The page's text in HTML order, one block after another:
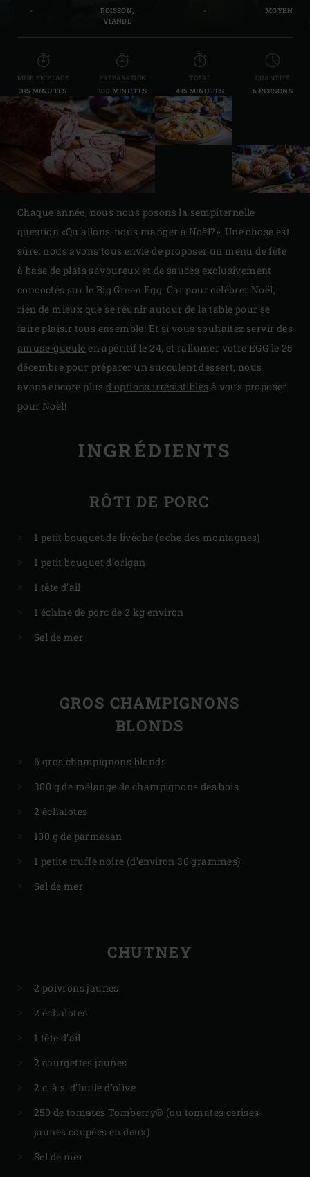
-
POISSON,
VIANDE
- MOYEN
MISE EN PLACE
315 MINUTES
PRÉPARATION
100 MINUTES
TOTAL
415 MINUTES
QUANTITÉ
6 PERSONS
Chaque année, nous nous posons la sempiternelle
question «Qu’allons-nous manger à Noël?». Une chose est
sûre: nous avons tous envie de proposer un menu de fête
à base de plats savoureux et de sauces exclusivement
concoctés sur le Big Green Egg. Car pour célébrer Noël,
rien de mieux que se réunir autour de la table pour se
faire plaisir tous ensemble! Et si vous souhaitez servir des
amuse-gueule en apéritif le 24, et rallumer votre EGG le 25
décembre pour préparer un succulentdessert, nous
avons encore plusd’options irrésistibles à vous proposer
pour Noël!
INGRÉDIENTS
RÔTI DE PORC
1 petit bouquet de livèche (ache des montagnes)
1 petit bouquet d’origan
1 tête d’ail
1 échine de porc de 2 kg environ
Sel de mer
GROS CHAMPIGNONS
BLONDS
6 gros champignons blonds
300 g de mélange de champignons des bois
2 échalotes
100 g de parmesan
1 petite truffe noire (d’environ 30 grammes)
Sel de mer
CHUTNEY
2 poivrons jaunes
2 échalotes
1 tête d’ail
2 courgettes jaunes
2 c. à s. d’huile d’olive
250 de tomates Tomberry® (ou tomates cerises
jaunes coupées en deux)
Sel de mer